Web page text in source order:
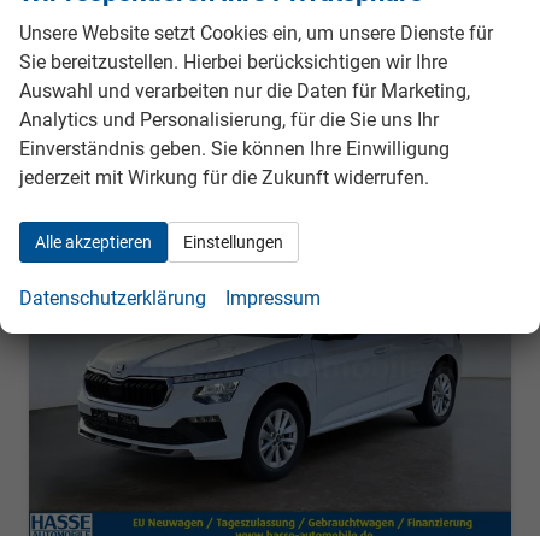
24.182,– €
incl. 19% MwSt.
Verbrauch kombiniert:5,50 l/100km
CO2-Klasse: D
CO2-Emissionen:124,00 g/km
ab 216,– € mtl.
Unsere Website setzt Cookies ein, um unsere Dienste für
Sie bereitzustellen. Hierbei berücksichtigen wir Ihre
Auswahl und verarbeiten nur die Daten für Marketing,
Analytics und Personalisierung, für die Sie uns Ihr
Einverständnis geben. Sie können Ihre Einwilligung
jederzeit mit Wirkung für die Zukunft widerrufen.
Alle akzeptieren Einstellungen
Datenschutzerklärung Impressum